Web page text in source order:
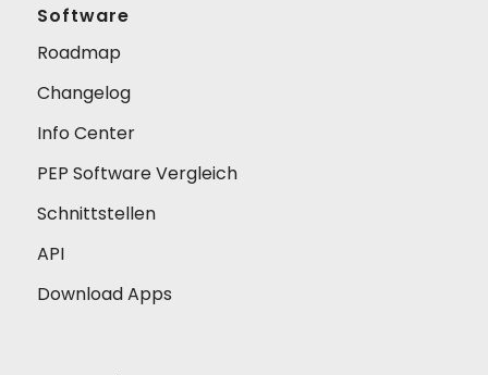
Software
Roadmap
Changelog
Info Center
PEP Software Vergleich
Schnittstellen
API
Download Apps